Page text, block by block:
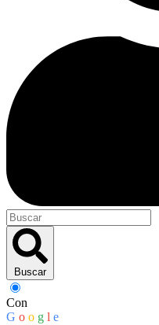
Buscar
Con
G o o g l e